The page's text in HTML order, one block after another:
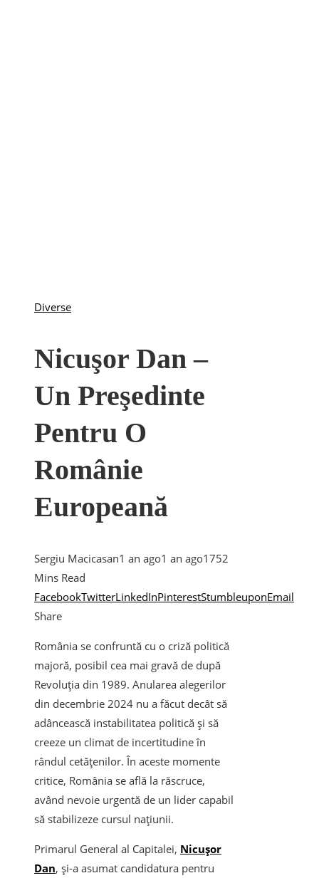
Diverse
Nicuşor Dan –
Un Preşedinte
Pentru O
Românie
Europeană
Sergiu Macicasan1 an ago1 an ago1752
Mins Read
FacebookTwitterLinkedInPinterestStumbleuponEmail
Share
România se confruntă cu o criză politică
majoră, posibil cea mai gravă de după
Revoluţia din 1989. Anularea alegerilor
din decembrie 2024 nu a făcut decât să
adâncească instabilitatea politică şi să
creeze un climat de incertitudine în
rândul cetăţenilor. În aceste momente
critice, România se află la răscruce,
având nevoie urgentă de un lider capabil
să stabilizeze cursul naţiunii.
Primarul General al Capitalei, Nicuşor
Dan, şi-a asumat candidatura pentru